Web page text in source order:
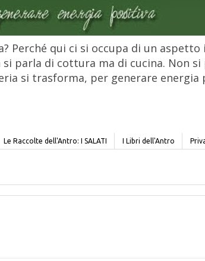
Perché qui ci si occupa di un
parla di cottura ma di cucina. Non
si trasforma, per generare
Le Raccolte dell'Antro: I SALATI I Libri dell'Antro